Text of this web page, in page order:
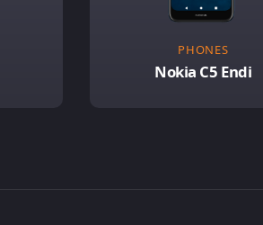
PHONES
Nokia C5 Endi